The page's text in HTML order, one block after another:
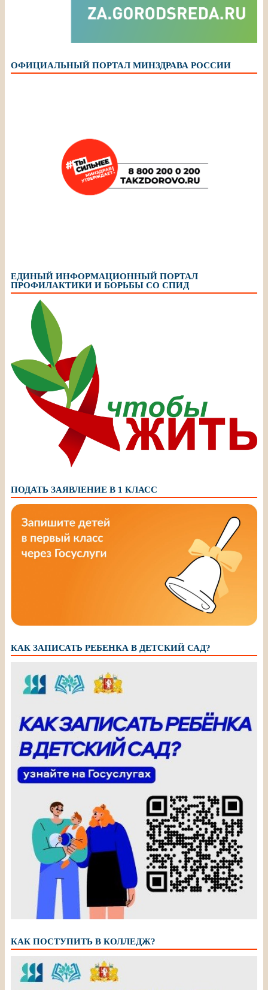
ОФИЦИАЛЬНЫЙ ПОРТАЛ МИНЗДРАВА РОССИИ
ЕДИНЫЙ ИНФОРМАЦИОННЫЙ ПОРТАЛ
ПРОФИЛАКТИКИ И БОРЬБЫ СО СПИД
ПОДАТЬ ЗАЯВЛЕНИЕ В 1 КЛАСС
КАК ЗАПИСАТЬ РЕБЕНКА В ДЕТСКИЙ САД?
КАК ПОСТУПИТЬ В КОЛЛЕДЖ?